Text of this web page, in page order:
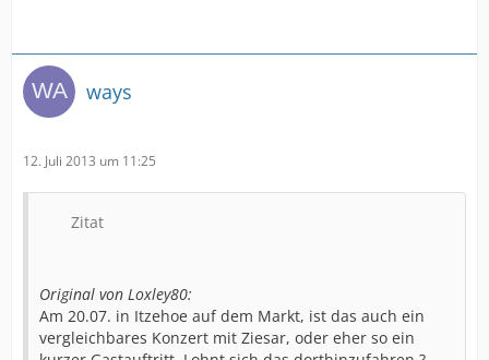
ways
12. Juli 2013 um 11:25
Zitat
Original von Loxley80:
Am 20.07. in Itzehoe auf dem Markt, ist das auch ein
vergleichbares Konzert mit Ziesar, oder eher so ein